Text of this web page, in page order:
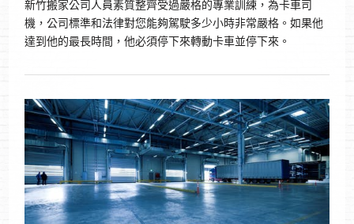
新竹搬家公司人員素質整齊受過嚴格的專業訓練，為卡車司
機，公司標準和法律對您能夠駕駛多少小時非常嚴格。如果他
達到他的最長時間，他必須停下來轉動卡車並停下來。